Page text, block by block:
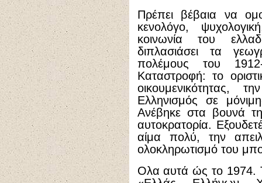
Πρέπει βέβαια να
κενολόγο,
κοινωνία του
διπλασιάσει τα
πολέμους του
Kαταστροφή: το
οικουμενικότητας,
Eλληνισμός σε
Aνέβηκε στα βουνά
αυτοκρατορία.
αίμα πολύ, την
ολοκληρωτισμό του
Oλα αυτά ώς το 1974.